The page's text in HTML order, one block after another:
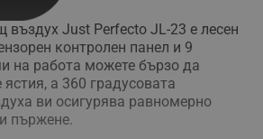
Just Perfecto JL-23 e лесен
контролен панел и 9
на работа можете бързо да
а 360 градусовата
ви осигурява равномерно
пържене.